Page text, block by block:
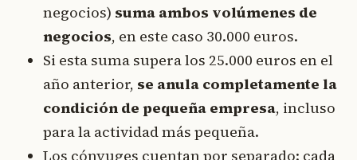
negocios) suma ambos volúmenes de
negocios, en este caso 30.000 euros.
Si esta suma supera los 25.000 euros en el
año anterior, se anula completamente la
condición de pequeña empresa, incluso
para la actividad más pequeña.
Los cónyuges cuentan por separado: cada